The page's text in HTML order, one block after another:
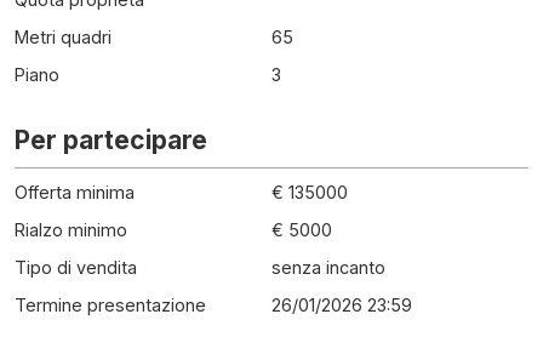
Metri quadri
65
Piano
3
Per partecipare
Offerta minima
€ 135000
Rialzo minimo
€ 5000
Tipo di vendita
senza incanto
Termine presentazione
26/01/2026 23:59